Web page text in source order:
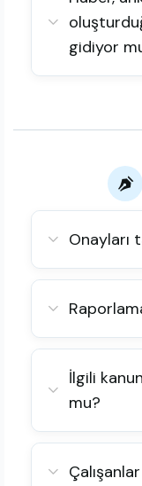
gidiyor
Onayları
İlgili
mu?